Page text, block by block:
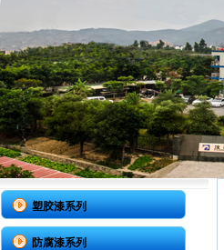
塑胶漆系列
防腐漆系列